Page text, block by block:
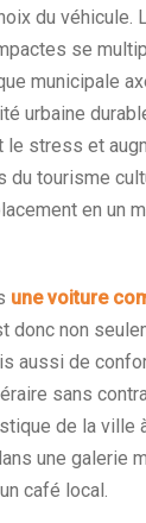
du véhicule.
se
municipale
urbaine
stress et
du tourisme
en un
une voiture
donc non
aussi de
sans
de la ville
une galerie
café local.